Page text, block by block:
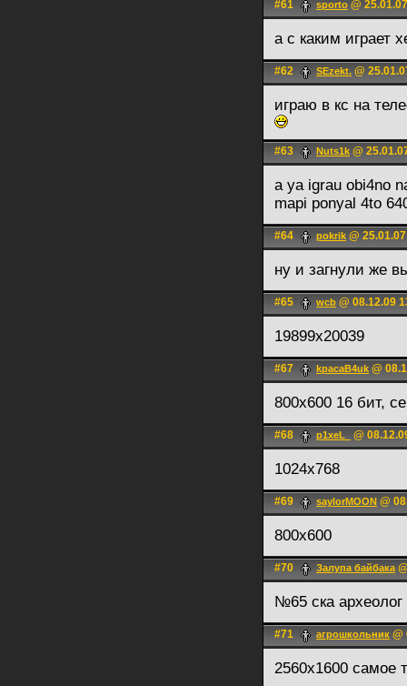
#61 sporto @
а с каким играет
#62 SEzekt. @
играю в кс на
#63 Nuts1k @
a ya igrau obi4no
mapi ponyal 4to
#64 pokrik @
ну и загнули же
#65 wcb @ 08.12.09
19899х20039
#67 kpacaB4uk @
800х600 16 бит,
#68 p1xeL_ @
1024x768
#69 saylorMOON @
800х600
#70 Залупа байбака
№65 ска археолог
#71 агрошкольник @
2560x1600 самое